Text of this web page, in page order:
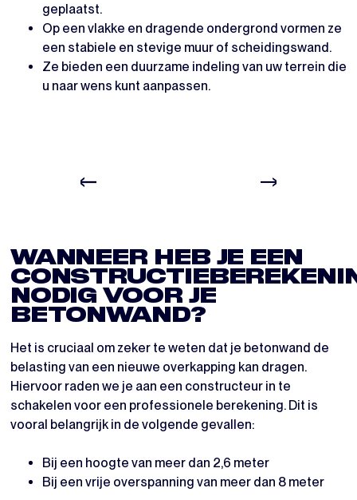
geplaatst.
Op een vlakke en dragende ondergrond vormen ze
een stabiele en stevige muur of scheidingswand.
Ze bieden een duurzame indeling van uw terrein die
u naar wens kunt aanpassen.
WANNEER HEB JE EEN
NODIG VOOR JE
BETONWAND?
Het is cruciaal om zeker te weten dat je betonwand de
belasting van een nieuwe overkapping kan dragen.
Hiervoor raden we je aan een constructeur in te
schakelen voor een professionele berekening. Dit is
vooral belangrijk in de volgende gevallen:
Bij een hoogte van meer dan 2,6 meter
Bij een vrije overspanning van meer dan 8 meter